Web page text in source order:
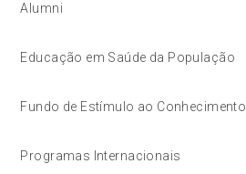
Alumni
Educação em Saúde da População
Fundo de Estímulo ao Conhecimento
Programas Internacionais